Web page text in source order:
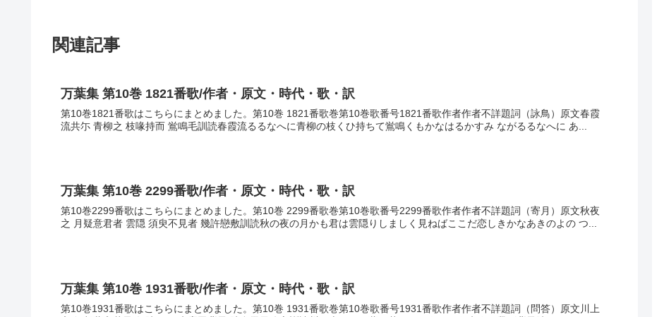
関連記事
万葉集 第10巻 1821番歌/作者・原文・時代・歌・訳
第10巻1821番歌はこちらにまとめました。第10巻 1821番歌巻第10巻歌番号1821番歌作者作者不詳題詞（詠鳥）原文春霞
流共尓 青柳之 枝喙持而 鴬鳴毛訓読春霞流るるなへに青柳の枝くひ持ちて鴬鳴くもかなはるかすみ ながるるなへに あ...
万葉集 第10巻 2299番歌/作者・原文・時代・歌・訳
第10巻2299番歌はこちらにまとめました。第10巻 2299番歌巻第10巻歌番号2299番歌作者作者不詳題詞（寄月）原文秋夜
之 月疑意君者 雲隠 須臾不見者 幾許戀敷訓読秋の夜の月かも君は雲隠りしましく見ねばここだ恋しきかなあきのよの つ...
万葉集 第10巻 1931番歌/作者・原文・時代・歌・訳
第10巻1931番歌はこちらにまとめました。第10巻 1931番歌巻第10巻歌番号1931番歌作者作者不詳題詞（問答）原文川上